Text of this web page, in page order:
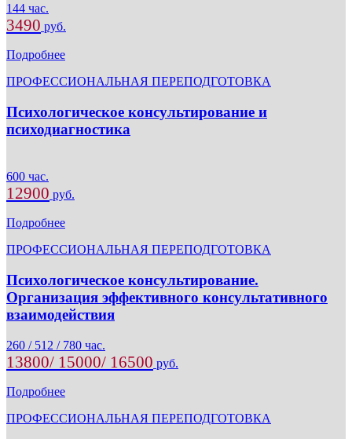
144 час.
3490 руб.
Подробнее
ПРОФЕССИОНАЛЬНАЯ ПЕРЕПОДГОТОВКА
Психологическое консультирование и
психодиагностика
600 час.
12900 руб.
Подробнее
ПРОФЕССИОНАЛЬНАЯ ПЕРЕПОДГОТОВКА
Психологическое консультирование.
Организация эффективного консультативного
взаимодействия
260 / 512 / 780 час.
13800/ 15000/ 16500 руб.
Подробнее
ПРОФЕССИОНАЛЬНАЯ ПЕРЕПОДГОТОВКА